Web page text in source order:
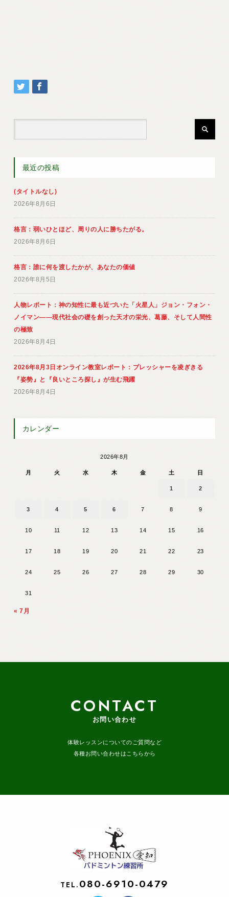
最近の投稿
(タイトルなし)
2026年8月6日
格言：弱いひとほど、周りの人に勝ちたがる。
2026年8月6日
格言：誰に何を渡したかが、あなたの価値
2026年8月5日
人物レポート：神の知性に最も近づいた「火星人」ジョン・フォン・
ノイマン――現代社会の礎を創った天才の栄光、葛藤、そして人間性
の極致
2026年8月4日
2026年8月3日オンライン教室レポート：プレッシャーを凌ぎきる
『姿勢』と『良いところ探し』が生む飛躍
2026年8月4日
カレンダー
2026年8月
月 火 水 木 金 土 日
1 2
3 4 5 6 7 8 9
10 11 12 13 14 15 16
17 18 19 20 21 22 23
24 25 26 27 28 29 30
31
« 7月
CONTACT
お問い合わせ
体験レッスンについてのご質問など
各種お問い合わせはこちらから
TEL. 080-6910-0479